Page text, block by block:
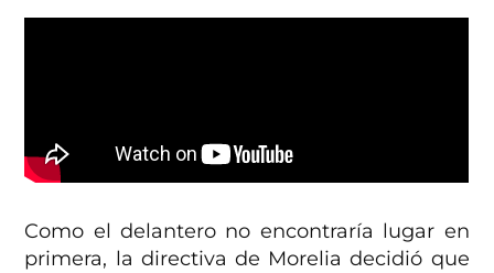
Como el delantero no encontraría lugar en
primera, la directiva de Morelia decidió que